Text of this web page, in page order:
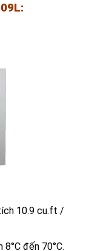
10.9 cu.ft /
đến 70°C.